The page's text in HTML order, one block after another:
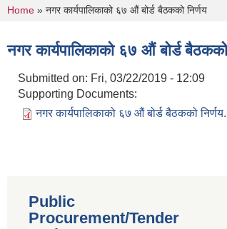
You are here
Home » नगर कार्यपालिकाको ६७ औं बोर्ड बैठकको निर्णय
नगर कार्यपालिकाको ६७ औं बोर्ड बैठकको
Submitted on: Fri, 03/22/2019 - 12:09
Supporting Documents:
नगर कार्यपालिकाको ६७ औं बोर्ड बैठकको
Public
Procurement/Tender